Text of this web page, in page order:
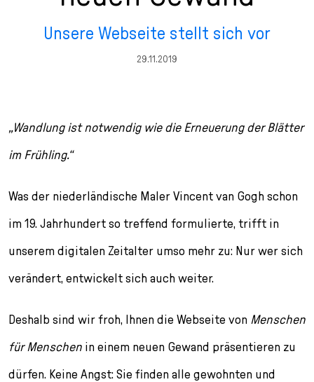
o
g
g
s
l
c
t
r
e
Unsere Webseite stellt sich vor
29.11.2019
„Wandlung ist notwendig wie die Erneuerung der Blätter
im Frühling.“
Was der niederländische Maler Vincent van Gogh schon
im 19. Jahrhundert so treffend formulierte, trifft in
unserem digitalen Zeitalter umso mehr zu: Nur wer sich
verändert, entwickelt sich auch weiter.
Deshalb sind wir froh, Ihnen die Webseite von Menschen
für Menschen in einem neuen Gewand präsentieren zu
dürfen. Keine Angst: Sie finden alle gewohnten und